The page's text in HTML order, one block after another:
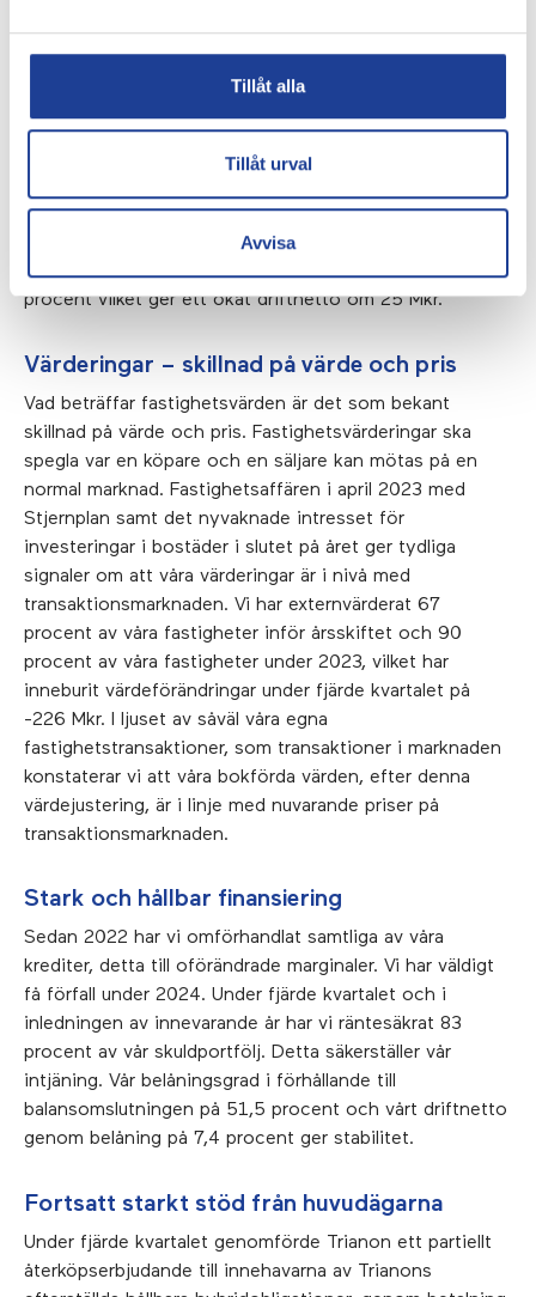
Tillåt alla
Tillåt urval
Avvisa
allt tryggare. Antal hushåll med försörjningsstöd minskar
hyresgästanpassningar, lägenhetsrenoveringar,
energieffektiviseringar och nyproducerade lägenheter.
Dessa investeringar gjorts till en avkastning om 7,1
procent vilket ger ett ökat driftnetto om 25 Mkr.
Värderingar – skillnad på värde och pris
Vad beträffar fastighetsvärden är det som bekant
skillnad på värde och pris. Fastighetsvärderingar ska
spegla var en köpare och en säljare kan mötas på en
normal marknad. Fastighetsaffären i april 2023 med
Stjernplan samt det nyvaknade intresset för
investeringar i bostäder i slutet på året ger tydliga
signaler om att våra värderingar är i nivå med
transaktionsmarknaden. Vi har externvärderat 67
procent av våra fastigheter inför årsskiftet och 90
procent av våra fastigheter under 2023, vilket har
inneburit värdeförändringar under fjärde kvartalet på
-226 Mkr. I ljuset av såväl våra egna
fastighetstransaktioner, som transaktioner i marknaden
konstaterar vi att våra bokförda värden, efter denna
värdejustering, är i linje med nuvarande priser på
transaktionsmarknaden.
Stark och hållbar finansiering
Sedan 2022 har vi omförhandlat samtliga av våra
krediter, detta till oförändrade marginaler. Vi har väldigt
få förfall under 2024. Under fjärde kvartalet och i
inledningen av innevarande år har vi räntesäkrat 83
procent av vår skuldportfölj. Detta säkerställer vår
intjäning. Vår belåningsgrad i förhållande till
balansomslutningen på 51,5 procent och vårt driftnetto
genom belåning på 7,4 procent ger stabilitet.
Fortsatt starkt stöd från huvudägarna
Under fjärde kvartalet genomförde Trianon ett partiellt
återköpserbjudande till innehavarna av Trianons